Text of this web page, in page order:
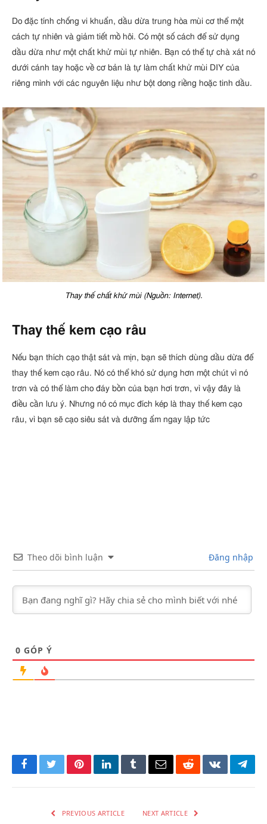
Do đặc tính chống vi khuẩn, dầu dừa trung hòa mùi cơ thể một
cách tự nhiên và giảm tiết mồ hôi. Có một số cách để sử dụng
dầu dừa như một chất khử mùi tự nhiên. Bạn có thể tự chà xát nó
dưới cánh tay hoặc về cơ bản là tự làm chất khử mùi DIY của
riêng mình với các nguyên liệu như bột dong riềng hoặc tinh dầu.
Thay thế chất khử mùi (Nguồn: Internet).
Thay thế kem cạo râu
Nếu bạn thích cạo thật sát và mịn, bạn sẽ thích dùng dầu dừa để
thay thế kem cạo râu. Nó có thể khó sử dụng hơn một chút vì nó
trơn và có thể làm cho đáy bồn của bạn hơi trơn, vì vậy đây là
điều cần lưu ý. Nhưng nó có mục đích kép là thay thế kem cạo
râu, vì bạn sẽ cạo siêu sát và dưỡng ẩm ngay lập tức
Theo dõi bình luận Đăng nhập
0 GÓP Ý
FacebookTwitterPinterestLinkedInTumblrEmailRedditVKontakte
PREVIOUS ARTICLE NEXT ARTICLE